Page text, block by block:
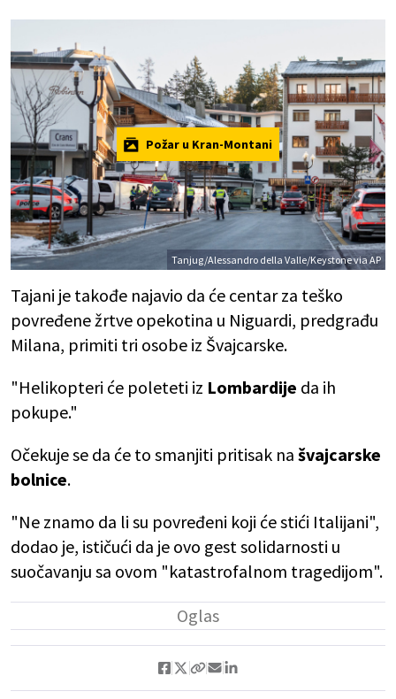
Tanjug/Alessandro della Valle/Keystone via AP
Požar u Kran-Montani
Tajani je takođe najavio da će centar za teško
povređene žrtve opekotina u Niguardi, predgrađu
Milana, primiti tri osobe iz Švajcarske.
"Helikopteri će poleteti iz Lombardije da ih
pokupe."
Očekuje se da će to smanjiti pritisak na švajcarske
bolnice.
"Ne znamo da li su povređeni koji će stići Italijani",
dodao je, ističući da je ovo gest solidarnosti u
suočavanju sa ovom "katastrofalnom tragedijom".